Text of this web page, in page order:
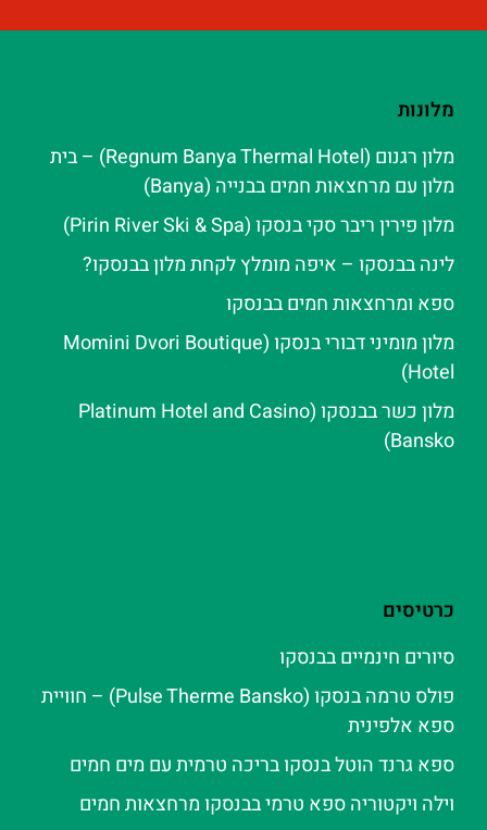
מלונות
מלון רגנום (Regnum Banya Thermal Hotel) – בית
מלון עם מרחצאות חמים בבנייה (Banya)
מלון פירין ריבר סקי בנסקו (Pirin River Ski & Spa‬)
לינה בבנסקו – איפה מומלץ לקחת מלון בבנסקו?
ספא ומרחצאות חמים בבנסקו
מלון מומיני דבורי בנסקו (Momini Dvori Boutique
Hotel)
מלון כשר בבנסקו (Platinum Hotel and Casino
Bansko)
כרטיסים
סיורים חינמיים בבנסקו
פולס טרמה בנסקו (Pulse Therme Bansko) – חוויית
ספא אלפינית
ספא גרנד הוטל בנסקו בריכה טרמית עם מים חמים
וילה ויקטוריה ספא טרמי בבנסקו מרחצאות חמים